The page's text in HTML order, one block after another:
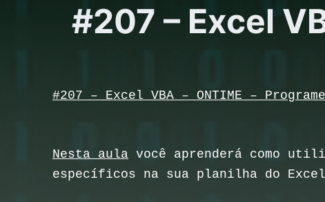
#207 – Excel
#207 – Excel VBA – ONTIME –
Nesta aula você aprenderá como
específicos na sua planilha do